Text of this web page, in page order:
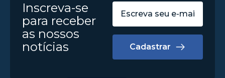
Inscreva-se
para receber
as nossos
notícias
Cadastrar